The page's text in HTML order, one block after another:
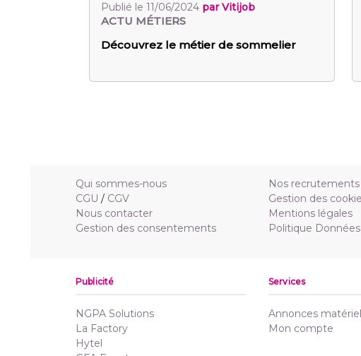
Publié le 11/06/2024 par Vitijob
ACTU MÉTIERS
Découvrez le métier de sommelier
Qui sommes-nous
CGU / CGV
Nous contacter
Gestion des consentements
Nos recrutements
Gestion des
Mentions légales
Politique
Publicité
NGPA Solutions
La Factory
Hytel
Services
Annonces
Mon compte